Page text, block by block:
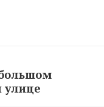
улице